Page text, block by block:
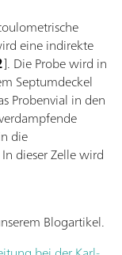
eine indirekte
]. Die Probe wird in
Septumdeckel
Probenvial in den
die
dieser Zelle wird
Blogartikel.